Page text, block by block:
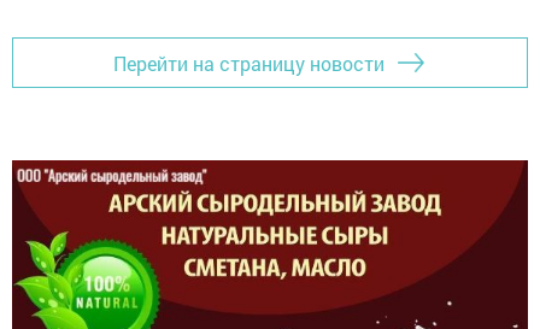
Перейти на страницу новости